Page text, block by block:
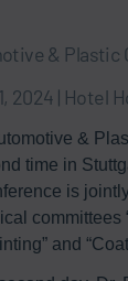
& Plastic
2024 | Hotel
&
time in
is
committees
and